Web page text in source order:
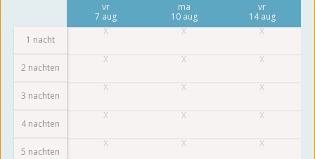
1 nacht
2 nachten
3 nachten
4 nachten
5 nachten
vr
7 aug
ma
10 aug
vr
14 aug